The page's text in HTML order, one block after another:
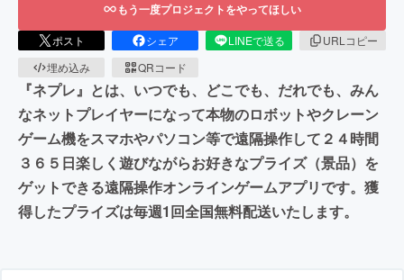
もう一度プロジェクトをやってほしい
ポスト シェア LINEで送る
URLコピー
埋め込み
QRコード
『ネプレ』とは、いつでも、どこでも、だれでも、みん
なネットプレイヤーになって本物のロボットやクレーン
ゲーム機をスマホやパソコン等で遠隔操作して２４時間
３６５日楽しく遊びながらお好きなプライズ（景品）を
ゲットできる遠隔操作オンラインゲームアプリです。獲
得したプライズは毎週1回全国無料配送いたします。